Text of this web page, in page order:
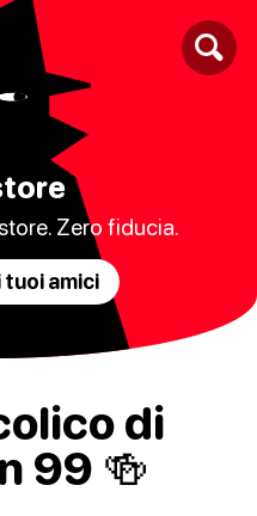
Zero fiducia.
tuoi amici
di
99 🍻